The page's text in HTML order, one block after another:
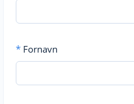
* Fornavn